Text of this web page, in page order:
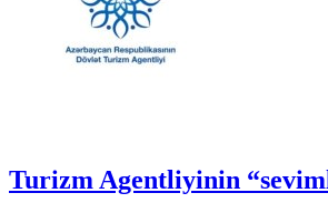
Turizm Agentliyinin